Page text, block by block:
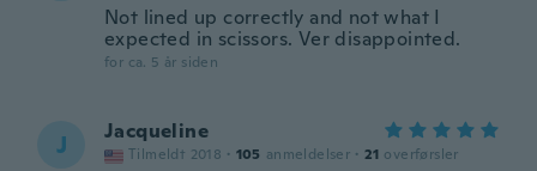
Not lined up correctly and not what I
expected in scissors. Ver disappointed.
for ca. 5 år siden
J Jacqueline
Tilmeldt 2018 · 105 anmeldelser · 21 overførsler